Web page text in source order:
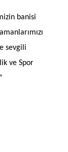
banisi
sevgili
ve Spor